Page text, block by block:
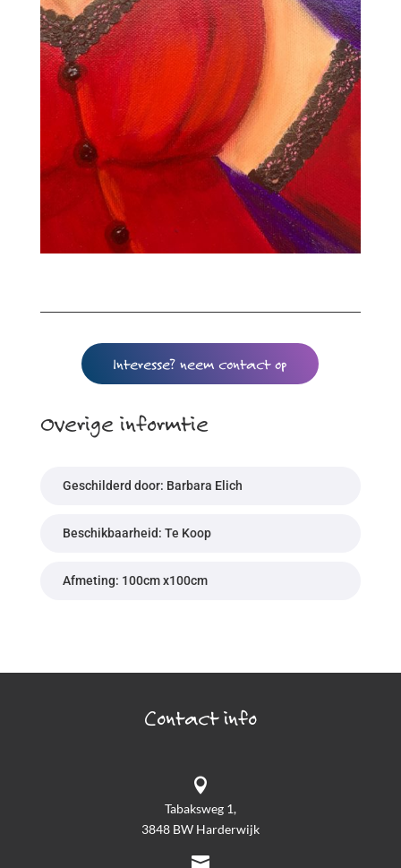
Interesse? neem contact op
Overige informtie
Geschilderd door: Barbara Elich
Beschikbaarheid: Te Koop
Afmeting: 100cm x100cm
Contact info

Tabaksweg 1,
3848 BW Harderwijk
